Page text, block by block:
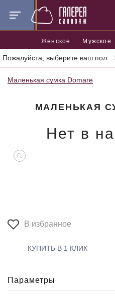
Женское Мужское
Пожалуйста, выберите ваш пол.
Главная Женские сумки
Маленькая сумка Domare
МАЛЕНЬКАЯ
Нет в
В избранное
КУПИТЬ В 1 КЛИК
Параметры